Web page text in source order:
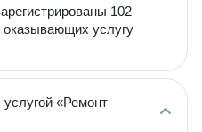
102
оказывающих услугу
«Ремонт